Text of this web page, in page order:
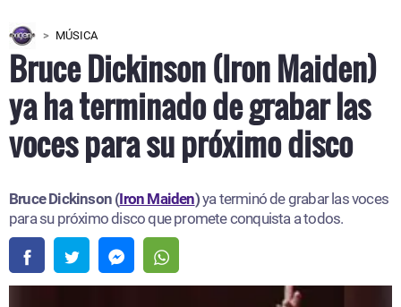
MÚSICA
Bruce Dickinson (Iron Maiden)
ya ha terminado de grabar las
voces para su próximo disco
Bruce Dickinson (Iron Maiden)ya terminó de grabar las voces
para su próximo disco que promete conquista a todos.